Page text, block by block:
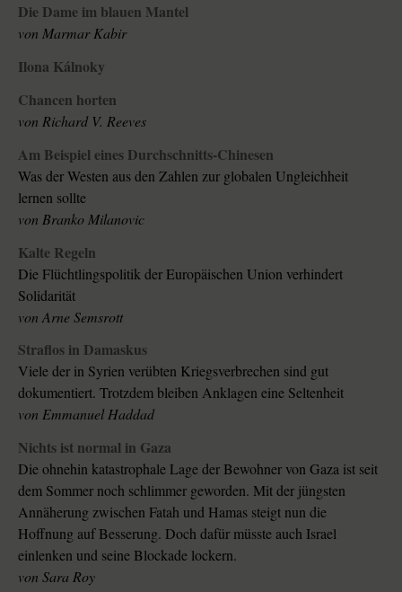
Die Dame im blauen Mantel
von Marmar Kabir
Ilona Kálnoky
Chancen horten
von Richard V. Reeves
Am Beispiel eines Durchschnitts-Chinesen
Was der Westen aus den Zahlen zur globalen Ungleichheit
lernen sollte
von Branko Milanovic
Kalte Regeln
Die Flüchtlingspolitik der Europäischen Union verhindert
Solidarität
von Arne Semsrott
Straflos in Damaskus
Viele der in Syrien verübten Kriegsverbrechen sind gut
dokumentiert. Trotzdem bleiben Anklagen eine Seltenheit
von Emmanuel Haddad
Nichts ist normal in Gaza
Die ohnehin katastrophale Lage der Bewohner von Gaza ist seit
dem Sommer noch schlimmer geworden. Mit der jüngsten
Annäherung zwischen Fatah und Hamas steigt nun die
Hoffnung auf Besserung. Doch dafür müsste auch Israel
einlenken und seine Blockade lockern.
von Sara Roy